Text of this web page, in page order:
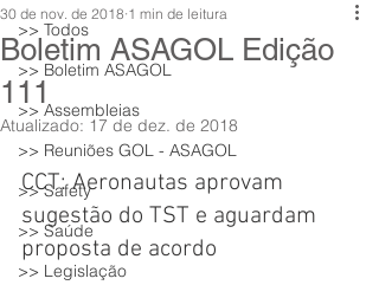
>> Todos
>> Boletim ASAGOL
>> Assembleias
>> Reuniões GOL - ASAGOL
>> Safety
>> Saúde
>> Legislação
Boletim ASAGOL Edição
111
30 de nov. de 2018 1 min de leitura
Atualizado: 17 de dez. de 2018
CCT: Aeronautas aprovam
sugestão do TST e aguardam
proposta de acordo